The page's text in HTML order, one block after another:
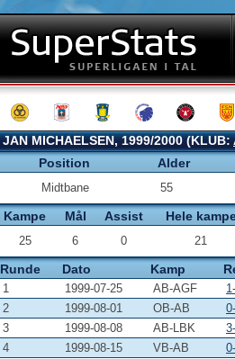
JAN MICHAELSEN, 1999/2000 (KLUB:
Position
Alder
Midtbane 55
Kampe Mål Assist Hele
25 6 0 21
Runde Dato Kamp
1 1999-07-25 AB-AGF
2
1999-08-01 OB-AB
3
1999-08-08 AB-LBK
4
1999-08-15 VB-AB